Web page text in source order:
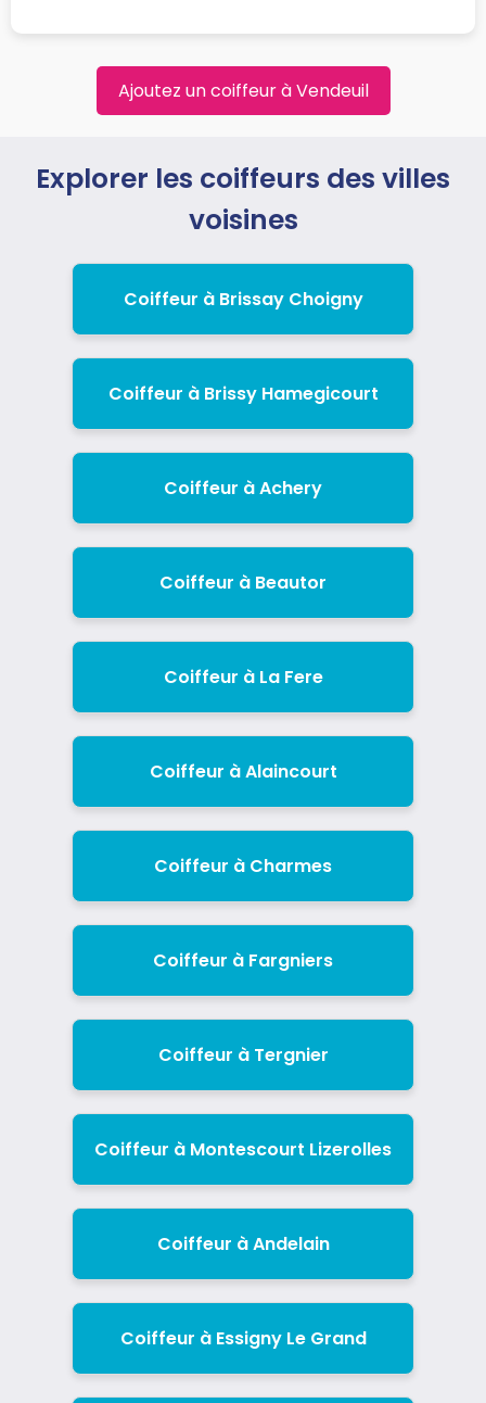
Ajoutez un coiffeur à Vendeuil
Explorer les coiffeurs des villes
voisines
Coiffeur à Brissay Choigny
Coiffeur à Brissy Hamegicourt
Coiffeur à Achery
Coiffeur à Beautor
Coiffeur à La Fere
Coiffeur à Alaincourt
Coiffeur à Charmes
Coiffeur à Fargniers
Coiffeur à Tergnier
Coiffeur à Montescourt Lizerolles
Coiffeur à Andelain
Coiffeur à Essigny Le Grand